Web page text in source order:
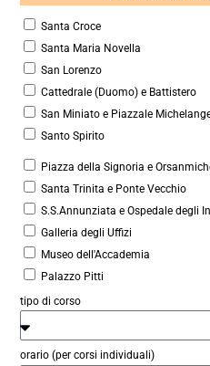
Santa Croce
Santa Maria Novella
San Lorenzo
Cattedrale (Duomo) e Battistero
San Miniato e Piazzale
Santo Spirito
Piazza della Signoria e
Santa Trinita e Ponte Vecchio
S.S.Annunziata e Ospedale degli
Galleria degli Uffizi
Museo dell'Accademia
Palazzo Pitti
tipo di corso
orario (per corsi individuali)